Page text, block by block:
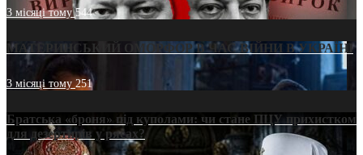
3 місяці тому544
МАТЕРИНСЬКИЙ ОМОРФОР В ЧАС ВІЙНИ В УКРАЇНІ
3 місяці тому251
Братська «броня» під куполами: чи стане ПЦУ прихистком
для дезертирів у рясах?